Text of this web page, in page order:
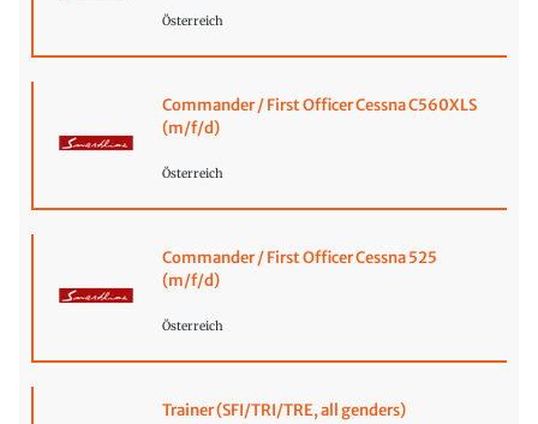
Österreich
Commander / First Officer Cessna C560XLS
(m/f/d)
Österreich
Commander / First Officer Cessna 525
(m/f/d)
Österreich
Trainer (SFI/TRI/TRE, all genders)